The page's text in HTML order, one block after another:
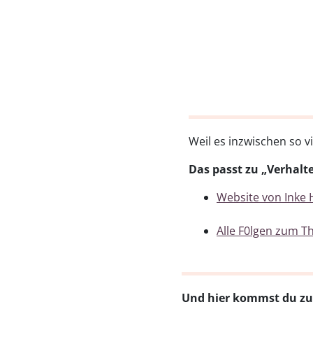
Weil es inzwischen so
Das passt zu
Website von Inke
Alle F0lgen zum
Und hier kommst du